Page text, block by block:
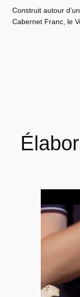
Construit autour
Cabernet Franc, le